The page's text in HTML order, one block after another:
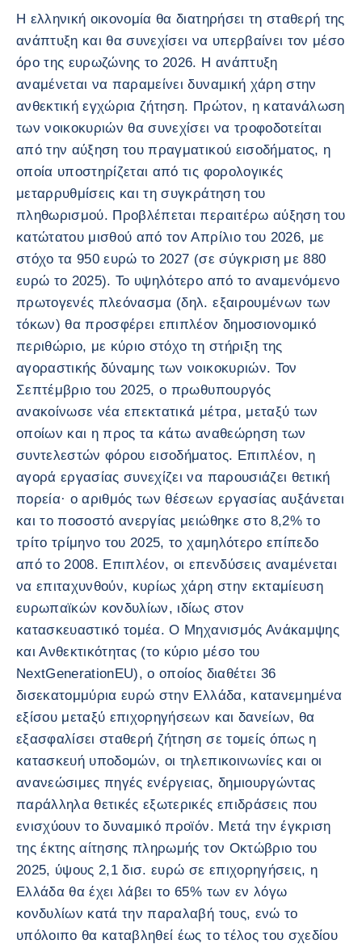
Η ελληνική οικονομία θα διατηρήσει τη σταθερή της
ανάπτυξη και θα συνεχίσει να υπερβαίνει τον μέσο
όρο της ευρωζώνης το 2026. Η ανάπτυξη
αναμένεται να παραμείνει δυναμική χάρη στην
ανθεκτική εγχώρια ζήτηση. Πρώτον, η κατανάλωση
των νοικοκυριών θα συνεχίσει να τροφοδοτείται
από την αύξηση του πραγματικού εισοδήματος, η
οποία υποστηρίζεται από τις φορολογικές
μεταρρυθμίσεις και τη συγκράτηση του
πληθωρισμού. Προβλέπεται περαιτέρω αύξηση του
κατώτατου μισθού από τον Απρίλιο του 2026, με
στόχο τα 950 ευρώ το 2027 (σε σύγκριση με 880
ευρώ το 2025). Το υψηλότερο από το αναμενόμενο
πρωτογενές πλεόνασμα (δηλ. εξαιρουμένων των
τόκων) θα προσφέρει επιπλέον δημοσιονομικό
περιθώριο, με κύριο στόχο τη στήριξη της
αγοραστικής δύναμης των νοικοκυριών. Τον
Σεπτέμβριο του 2025, ο πρωθυπουργός
ανακοίνωσε νέα επεκτατικά μέτρα, μεταξύ των
οποίων και η προς τα κάτω αναθεώρηση των
συντελεστών φόρου εισοδήματος. Επιπλέον, η
αγορά εργασίας συνεχίζει να παρουσιάζει θετική
πορεία· ο αριθμός των θέσεων εργασίας αυξάνεται
και το ποσοστό ανεργίας μειώθηκε στο 8,2% το
τρίτο τρίμηνο του 2025, το χαμηλότερο επίπεδο
από το 2008. Επιπλέον, οι επενδύσεις αναμένεται
να επιταχυνθούν, κυρίως χάρη στην εκταμίευση
ευρωπαϊκών κονδυλίων, ιδίως στον
κατασκευαστικό τομέα. Ο Μηχανισμός Ανάκαμψης
και Ανθεκτικότητας (το κύριο μέσο του
NextGenerationEU), ο οποίος διαθέτει 36
δισεκατομμύρια ευρώ στην Ελλάδα, κατανεμημένα
εξίσου μεταξύ επιχορηγήσεων και δανείων, θα
εξασφαλίσει σταθερή ζήτηση σε τομείς όπως η
κατασκευή υποδομών, οι τηλεπικοινωνίες και οι
ανανεώσιμες πηγές ενέργειας, δημιουργώντας
παράλληλα θετικές εξωτερικές επιδράσεις που
ενισχύουν το δυναμικό προϊόν. Μετά την έγκριση
της έκτης αίτησης πληρωμής τον Οκτώβριο του
2025, ύψους 2,1 δισ. ευρώ σε επιχορηγήσεις, η
Ελλάδα θα έχει λάβει το 65% των εν λόγω
κονδυλίων κατά την παραλαβή τους, ενώ το
υπόλοιπο θα καταβληθεί έως το τέλος του σχεδίου